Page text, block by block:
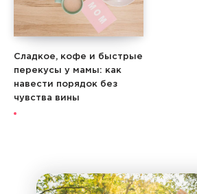
Сладкое, кофе и быстрые
перекусы у мамы: как
навести порядок без
чувства вины